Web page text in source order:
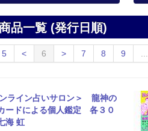
品一覧 (発行日順)
5 < 6 > 7 8 9 ...
ライン占いサロン＞ 龍神の
ードによる個人鑑定 各３０
海 虹